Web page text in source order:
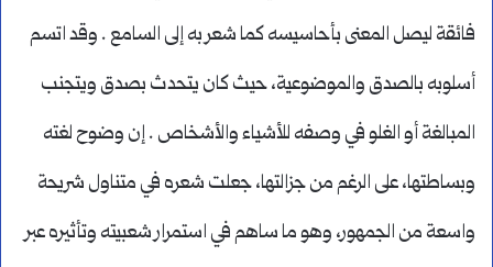
فائقة ليصل المعنى بأحاسيسه كما شعر به إلى السامع . وقد اتسم
أسلوبه بالصدق والموضوعية، حيث كان يتحدث بصدق ويتجنب
المبالغة أو الغلو في وصفه للأشياء والأشخاص . إن وضوح لغته
وبساطتها، على الرغم من جزالتها، جعلت شعره في متناول شريحة
واسعة من الجمهور، وهو ما ساهم في استمرار شعبيته وتأثيره عبر